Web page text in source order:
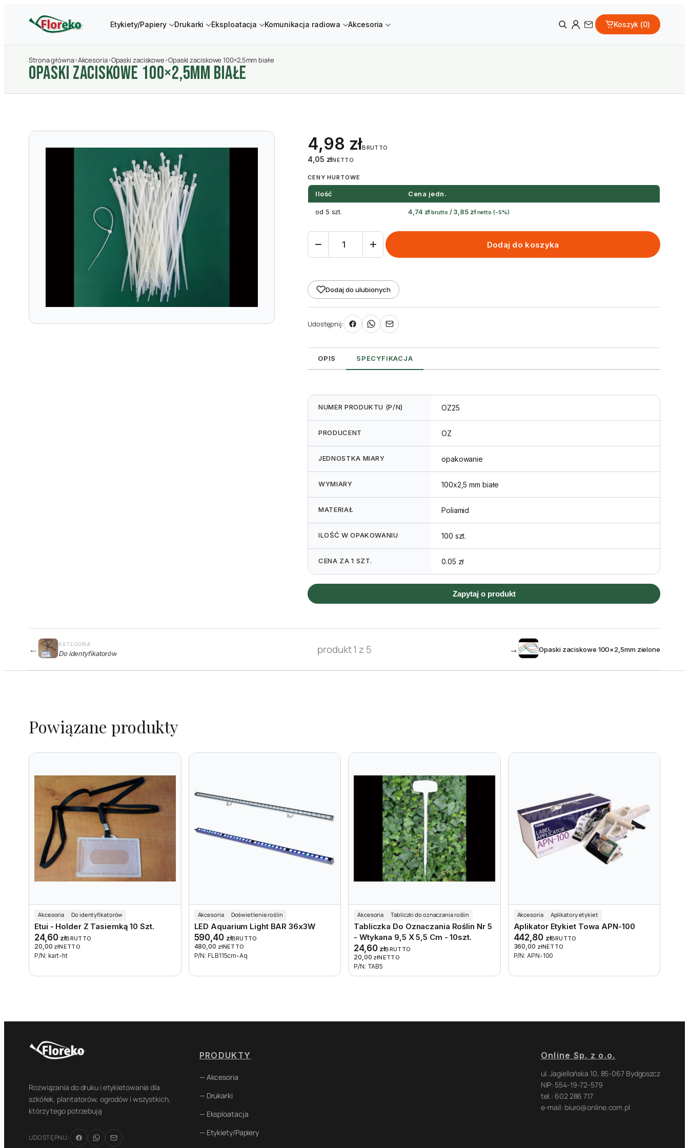
Etykiety/Papiery Drukarki Eksploatacja Komunikacja radiowa Akcesoria Koszyk (0)
Strona główna›Akcesoria›Opaski zaciskowe›Opaski zaciskowe 100×2,5mm białe
OPASKI ZACISKOWE 100×2,5MM BIAłE
4,98 złBRUTTO
4,05 złNETTO
CENY HURTOWE
Ilość Cena jedn.
od 5 szt. 4,74 zł brutto /3,85 zł netto (-5%)
ilość
Opaski
100x2,5mm
białe
Dodaj do koszyka
Dodaj do ulubionych
Udostępnij:
OPIS SPECYFIKACJA
NUMER PRODUKTU (P/N) OZ25
PRODUCENT OZ
JEDNOSTKA MIARY opakowanie
WYMIARY 100x2,5 mm białe
MATERIAŁ Poliamid
ILOŚĆ W OPAKOWANIU 100 szt.
CENA ZA 1 SZT. 0.05 zł
Zapytaj o produkt
← KATEGORIA
Do identyfikatorów produkt 1 z 5 Opaski zaciskowe 100×2,5mm zielone
→
Powiązane produkty
Akcesoria Do identyfikatorów
Etui - Holder Z Tasiemką 10 Szt.
24,60 złBRUTTO
20,00 złNETTO
P/N: kart-ht
Akcesoria Doświetlenie roślin
LED Aquarium Light BAR 36x3W
590,40 złBRUTTO
480,00 złNETTO
P/N: FLB115cm-Aq
Akcesoria Tabliczki do oznaczania roślin
Tabliczka Do Oznaczania Roślin Nr 5
- Wtykana 9,5 X 5,5 Cm - 10szt.
24,60 złBRUTTO
20,00 złNETTO
P/N: TAB5
Akcesoria Aplikatory etykiet
Aplikator Etykiet Towa APN-100
442,80 złBRUTTO
360,00 złNETTO
P/N: APN-100
Rozwiązania do druku i etykietowania dla
szkółek, plantatorów, ogrodów i wszystkich,
którzy tego potrzebują
UDOSTĘPNIJ:
PRODUKTY
— Akcesoria
— Drukarki
— Eksploatacja
— Etykiety/Papiery
Online Sp. z o.o.
ul. Jagiellońska 10, 85-067 Bydgoszcz
NIP: 554-19-72-579
tel.: 602 286 717
e-mail: biuro@online.com.pl